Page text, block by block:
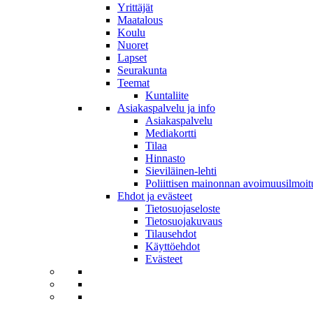
Yrittäjät
Maatalous
Koulu
Nuoret
Lapset
Seurakunta
Teemat
Kuntaliite
Asiakaspalvelu ja info
Asiakaspalvelu
Mediakortti
Tilaa
Hinnasto
Sieviläinen-lehti
Poliittisen mainonnan
Ehdot ja evästeet
Tietosuojaseloste
Tietosuojakuvaus
Tilausehdot
Käyttöehdot
Evästeet